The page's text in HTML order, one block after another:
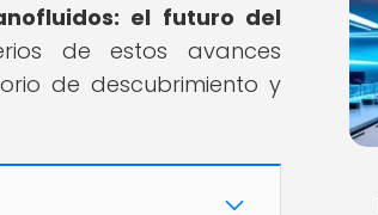
el futuro del
de estos avances
de descubrimiento y